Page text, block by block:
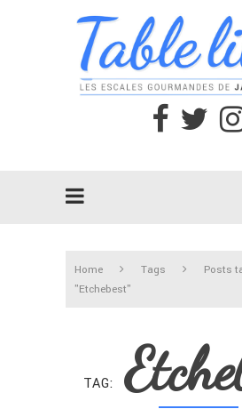
Home Tags
Posts
"Etchebest"
TAG